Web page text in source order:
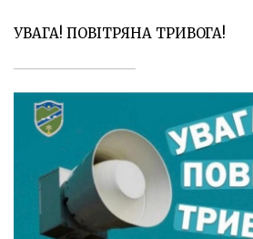
УВАГА! ПОВІТРЯНА ТРИВОГА!